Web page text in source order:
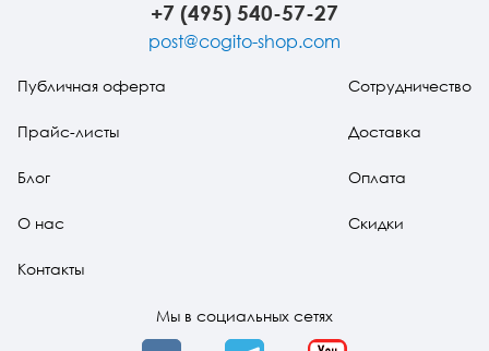
+7 (495) 540-57-27
post@cogito-shop.com
Публичная оферта
Прайс-листы
Блог
О нас
Контакты
Сотрудничество
Доставка
Оплата
Скидки
Мы в социальных сетях